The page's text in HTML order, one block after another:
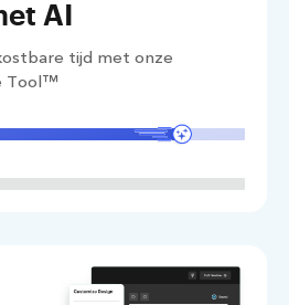
AI
tijd met onze
Tool™